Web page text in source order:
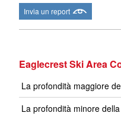
Invia un report
Eaglecrest Ski Area
La profondità maggiore
La profondità minore